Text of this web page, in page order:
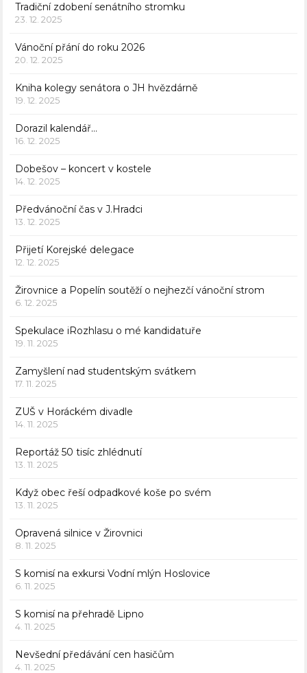
Tradiční zdobení senátního stromku
23. 12. 2025
Vánoční přání do roku 2026
20. 12. 2025
Kniha kolegy senátora o JH hvězdárně
19. 12. 2025
Dorazil kalendář…
16. 12. 2025
Dobešov – koncert v kostele
14. 12. 2025
Předvánoční čas v J.Hradci
13. 12. 2025
Přijetí Korejské delegace
12. 12. 2025
Žirovnice a Popelín soutěží o nejhezčí vánoční strom
6. 12. 2025
Spekulace iRozhlasu o mé kandidatuře
19. 11. 2025
Zamyšlení nad studentským svátkem
17. 11. 2025
ZUŠ v Horáckém divadle
14. 11. 2025
Reportáž 50 tisíc zhlédnutí
13. 11. 2025
Když obec řeší odpadkové koše po svém
13. 11. 2025
Opravená silnice v Žirovnici
8. 11. 2025
S komisí na exkursi Vodní mlýn Hoslovice
6. 11. 2025
S komisí na přehradě Lipno
4. 11. 2025
Nevšední předávání cen hasičům
4. 11. 2025